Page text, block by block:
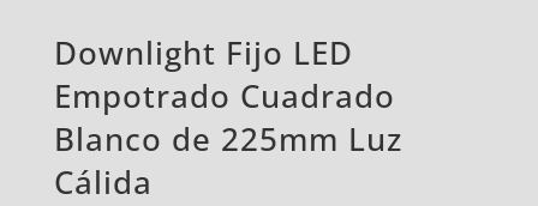
Downlight Fijo LED
Empotrado Cuadrado
Blanco de 225mm Luz
Cálida